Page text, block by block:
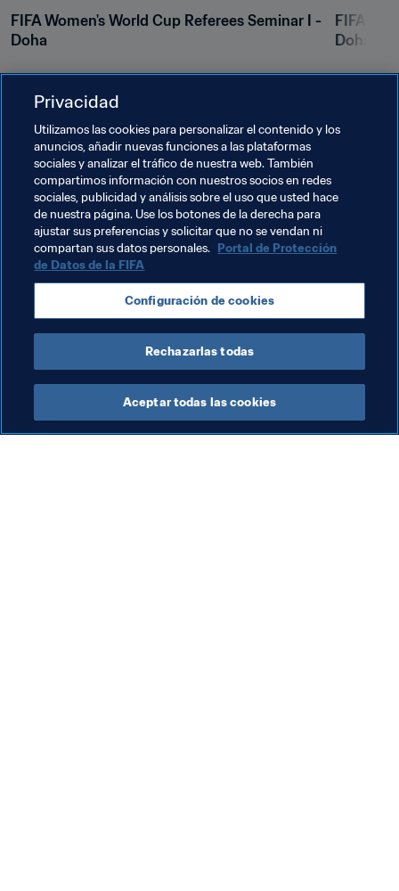
FIFA Women's World Cup Referees Seminar I -
Doha
FIFA
Doha
Temas relacionados
Fútbol Femenino Arbitraje Organización
Copa Mundial Femenina de la FIFA 2023™
Privacidad
Utilizamos las cookies para personalizar el contenido y los
anuncios, añadir nuevas funciones a las plataformas
sociales y analizar el tráfico de nuestra web. También
compartimos información con nuestros socios en redes
sociales, publicidad y análisis sobre el uso que usted hace
de nuestra página. Use los botones de la derecha para
ajustar sus preferencias y solicitar que no se vendan ni
compartan sus datos personales. Portal de Protección
de Datos de la FIFA
Configuración de cookies
Rechazarlas todas
Aceptar todas las cookies